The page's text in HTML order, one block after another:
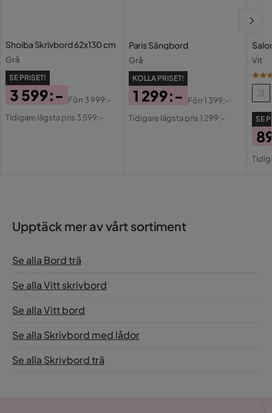
Färg ben Vitfärgat trä
Nettovikt (Kg) 49.3 Kg
Skötselråd
Torka av med fuktig
Shoiba Skrivbord 62x130 cm
Grå
SE PRISET!
Pris
3 599:-
Original
Förr3 999:-
Tidigare lägsta pris 3 599:-
Paris Sängbord
Grå
KOLLA PRISET!
Pris
1 299:-
Original
Förr1 399:-
Tidigare lägsta pris 1 299:-
Vit
SE
Upptäck mer av vårt sortiment
Se alla Bord trä
Se alla Vitt skrivbord
Se alla Vitt bord
Se alla Skrivbord med lådor
Se alla Skrivbord trä